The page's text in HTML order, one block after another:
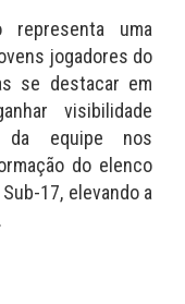
representa uma
jogadores do
se destacar em
visibilidade
da equipe nos
do elenco
17, elevando a